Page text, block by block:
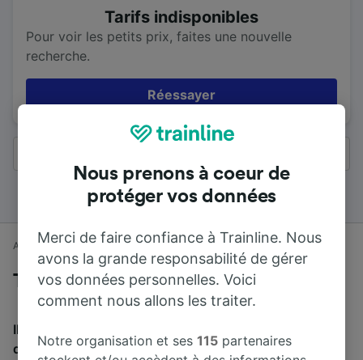
Tarifs indisponibles
Pour voir les petits prix, faites une nouvelle
recherche.
Réessayer
Accueil Horaires train Chester à Londres
Trains de Chester à Londres
Il faut en moyenne 2 h 18 min pour parcourir en train la
distance de 265 km entre Chester et Londres. Environ
Nous prenons à coeur de
protéger vos données
Merci de faire confiance à Trainline. Nous
avons la grande responsabilité de gérer
vos données personnelles. Voici
comment nous allons les traiter.
Notre organisation et ses115 partenaires